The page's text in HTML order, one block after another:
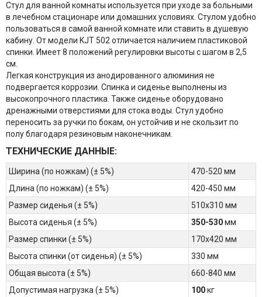
Стул для ванной комнаты используется при уходе за больными
в лечебном стационаре или домашних условиях. Стулом удобно
пользоваться в самой ванной комнате или ставить в душевую
кабину. От модели KJT 502 отличается наличием пластиковой
спинки. Имеет 8 положений регулировки высоты с шагом в 2,5
см.
Легкая конструкция из анодированного алюминия не
подвергается коррозии. Спинка и сиденье выполнены из
высокопрочного пластика. Также сиденье оборудовано
дренажными отверстиями для стока воды. Стул удобно
переносить за ручки по бокам, он устойчив и не скользит по
полу благодаря резиновым наконечникам.
ТЕХНИЧЕСКИЕ ДАННЫЕ:
Ширина (по ножкам) (± 5%)
470-520 мм
Длина (по ножкам) (± 5%)
420-450 мм
Размер сиденья (± 5%)
510х310 мм
Высота сиденья (± 5%)
350-530мм
Размер спинки (± 5%)
170х420 мм
Высота спинки (от сиденья) (± 5%)
330 мм
Общая высота (± 5%)
660-840 мм
Допустимая нагрузка (± 5%)
100кг